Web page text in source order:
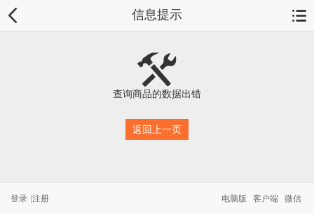
信息提示
查询商品的数据出错
返回上一页
登录 注册 电脑版 客户端 微信